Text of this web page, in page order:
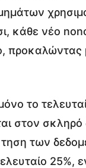
κάθε νέο
προκαλώντας
το
στον
των
25%,